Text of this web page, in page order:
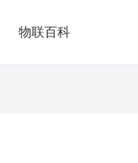
物联百科